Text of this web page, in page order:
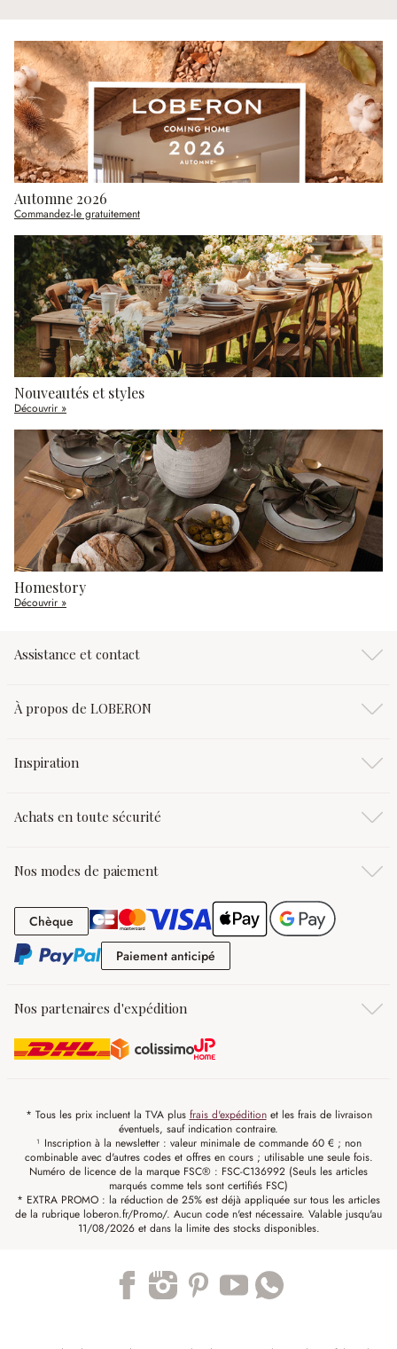
Automne 2026
Commandez-le gratuitement
Nouveautés et styles
Découvrir »
Homestory
Découvrir »
Assistance et contact
À propos de LOBERON
Inspiration
Achats en toute sécurité
Nos modes de paiement
Chèque Chèque
Paiement anticipé
Nos partenaires d'expédition
* Tous les prix incluent la TVA plus frais d'expéditionet les frais de livraison
éventuels, sauf indication contraire.
¹ Inscription à la newsletter : valeur minimale de commande 60 € ; non
combinable avec d'autres codes et offres en cours ; utilisable une seule fois.
Numéro de licence de la marque FSC® : FSC-C136992 (Seuls les articles
marqués comme tels sont certifiés FSC)
* EXTRA PROMO : la réduction de 25% est déjà appliquée sur tous les articles
de la rubrique loberon.fr/Promo/. Aucun code n'est nécessaire. Valable jusqu'au
11/08/2026 et dans la limite des stocks disponibles.